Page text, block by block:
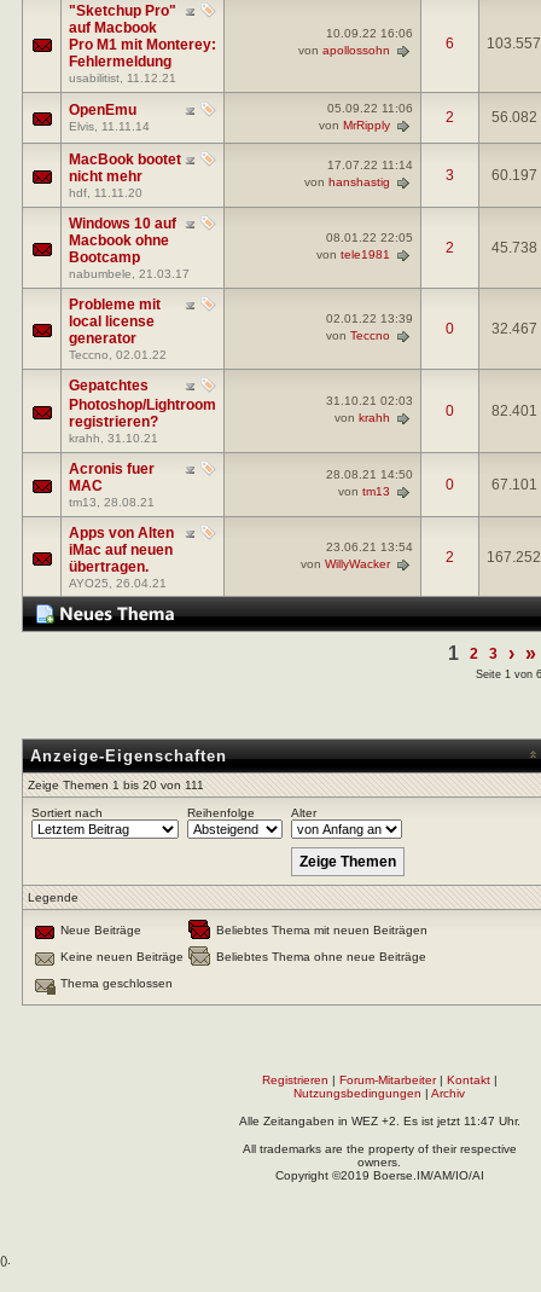
"Sketchup Pro"
auf Macbook
Pro M1 mit Monterey:
Fehlermeldung
usabilitist , 11.12.21
10.09.22 16:06
von apollossohn 6 103.557
OpenEmu
Elvis , 11.11.14
05.09.22 11:06
von MrRipply 2 56.082
MacBook bootet
nicht mehr
hdf , 11.11.20
17.07.22 11:14
von hanshastig 3 60.197
Windows 10 auf
Macbook ohne
Bootcamp
nabumbele , 21.03.17
08.01.22 22:05
von tele1981 2 45.738
Probleme mit
local license
generator
Teccno , 02.01.22
02.01.22 13:39
von Teccno 0 32.467
Gepatchtes
Photoshop/Lightroom
registrieren?
krahh , 31.10.21
31.10.21 02:03
von krahh 0 82.401
Acronis fuer
MAC
tm13 , 28.08.21
28.08.21 14:50
von tm13 0 67.101
Apps von Alten
iMac auf neuen
übertragen.
AYO25 , 26.04.21
23.06.21 13:54
von WillyWacker 2 167.252
1 2 3 › »
Seite 1 von 6
Anzeige-Eigenschaften
Zeige Themen 1 bis 20 von 111
Sortiert nach Reihenfolge Alter
Legende
Neue Beiträge
Beliebtes Thema mit neuen Beiträgen
Keine neuen Beiträge
Beliebtes Thema ohne neue Beiträge
Thema geschlossen
Registrieren | Forum-Mitarbeiter| Kontakt|
Nutzungsbedingungen | Archiv
Alle Zeitangaben in WEZ +2. Es ist jetzt 11:47 Uhr.
All trademarks are the property of their respective
owners.
Copyright ©2019 Boerse.IM/AM/IO/AI
().